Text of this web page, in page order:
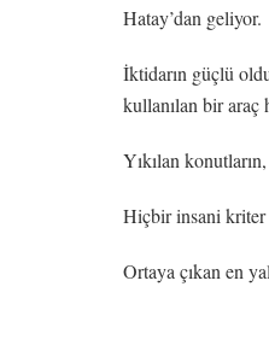
Hatay’dan geliyor.
İktidarın güçlü
kullanılan bir araç
Yıkılan
Hiçbir insani kriter
Ortaya çıkan en